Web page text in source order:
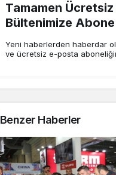
Tamamen
Bültenimize
Yeni haberlerden haberdar
ve ücretsiz e-posta
Benzer Haberler